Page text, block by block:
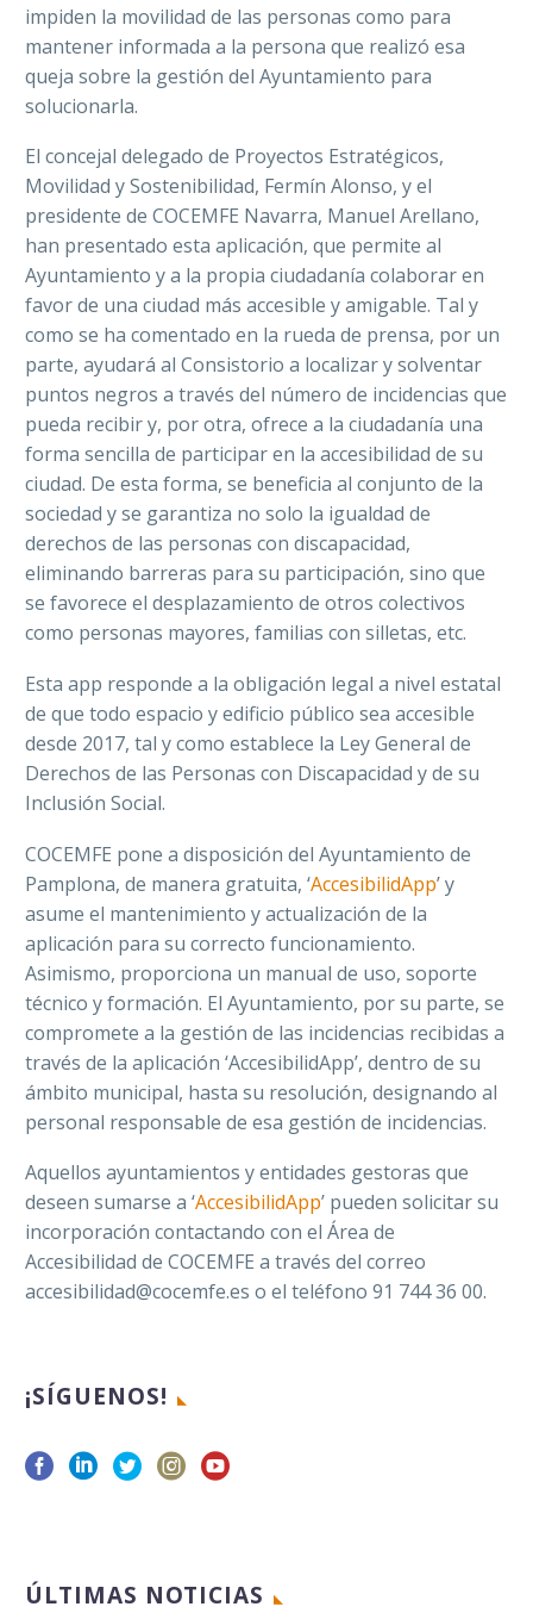
impiden la movilidad de las personas como para
mantener informada a la persona que realizó esa
queja sobre la gestión del Ayuntamiento para
solucionarla.
El concejal delegado de Proyectos Estratégicos,
Movilidad y Sostenibilidad, Fermín Alonso, y el
presidente de COCEMFE Navarra, Manuel Arellano,
han presentado esta aplicación, que permite al
Ayuntamiento y a la propia ciudadanía colaborar en
favor de una ciudad más accesible y amigable. Tal y
como se ha comentado en la rueda de prensa, por un
parte, ayudará al Consistorio a localizar y solventar
puntos negros a través del número de incidencias que
pueda recibir y, por otra, ofrece a la ciudadanía una
forma sencilla de participar en la accesibilidad de su
ciudad. De esta forma, se beneficia al conjunto de la
sociedad y se garantiza no solo la igualdad de
derechos de las personas con discapacidad,
eliminando barreras para su participación, sino que
se favorece el desplazamiento de otros colectivos
como personas mayores, familias con silletas, etc.
Esta app responde a la obligación legal a nivel estatal
de que todo espacio y edificio público sea accesible
desde 2017, tal y como establece la Ley General de
Derechos de las Personas con Discapacidad y de su
Inclusión Social.
COCEMFE pone a disposición del Ayuntamiento de
Pamplona, de manera gratuita, ‘AccesibilidApp’ y
asume el mantenimiento y actualización de la
aplicación para su correcto funcionamiento.
Asimismo, proporciona un manual de uso, soporte
técnico y formación. El Ayuntamiento, por su parte, se
compromete a la gestión de las incidencias recibidas a
través de la aplicación ‘AccesibilidApp’, dentro de su
ámbito municipal, hasta su resolución, designando al
personal responsable de esa gestión de incidencias.
Aquellos ayuntamientos y entidades gestoras que
deseen sumarse a ‘AccesibilidApp’ pueden solicitar su
incorporación contactando con el Área de
Accesibilidad de COCEMFE a través del correo
accesibilidad@cocemfe.es o el teléfono 91 744 36 00.
¡SÍGUENOS!
ÚLTIMAS NOTICIAS